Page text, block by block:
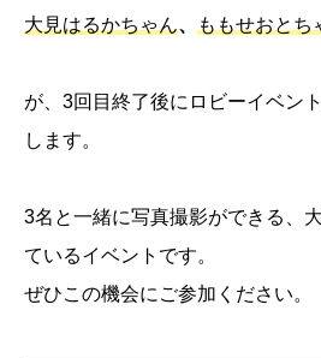
大見はるかちゃん、 ももせおとち
が、3回目終了後にロビーイベン
します。
3名と一緒に写真撮影ができる、
ているイベントです。
ぜひこの機会にご参加ください。